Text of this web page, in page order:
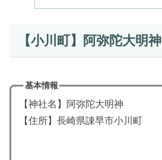
【小川町】阿弥陀大明神
基本情報
【神社名】阿弥陀大明神
【住所】長崎県諌早市小川町